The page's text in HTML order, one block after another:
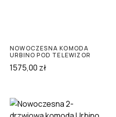
NOWOCZESNA KOMODA
URBINO POD TELEWIZOR
1575,00 zł